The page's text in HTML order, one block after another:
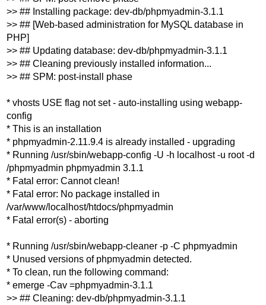
>> ## Installing package: dev-db/phpmyadmin-3.1.1
>> ## [Web-based administration for MySQL database in
PHP]
>> ## Updating database: dev-db/phpmyadmin-3.1.1
>> ## Cleaning previously installed information...
>> ## SPM: post-install phase
* vhosts USE flag not set - auto-installing using webapp-
config
* This is an installation
* phpmyadmin-2.11.9.4 is already installed - upgrading
* Running /usr/sbin/webapp-config -U -h localhost -u root -d
/phpmyadmin phpmyadmin 3.1.1
* Fatal error: Cannot clean!
* Fatal error: No package installed in
/var/www/localhost/htdocs/phpmyadmin
* Fatal error(s) - aborting
* Running /usr/sbin/webapp-cleaner -p -C phpmyadmin
* Unused versions of phpmyadmin detected.
* To clean, run the following command:
* emerge -Cav =phpmyadmin-3.1.1
>> ## Cleaning: dev-db/phpmyadmin-3.1.1